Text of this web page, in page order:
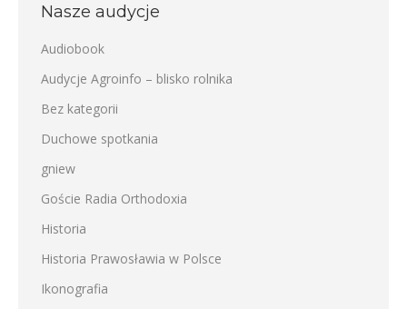
Nasze audycje
Audiobook
Audycje Agroinfo – blisko rolnika
Bez kategorii
Duchowe spotkania
gniew
Goście Radia Orthodoxia
Historia
Historia Prawosławia w Polsce
Ikonografia